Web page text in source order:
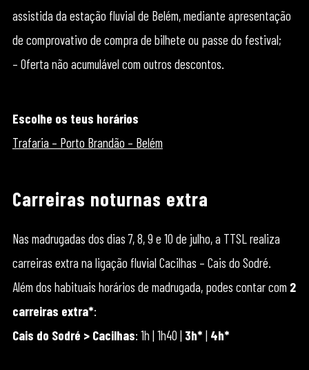
assistida da estação fluvial de Belém, mediante apresentação
de comprovativo de compra de bilhete ou passe do festival;
– Oferta não acumulável com outros descontos.
Escolhe os teus horários
Trafaria – Porto Brandão – Belém
Carreiras noturnas extra
Nas madrugadas dos dias 7, 8, 9 e 10 de julho, a TTSL realiza
carreiras extra na ligação fluvial Cacilhas – Cais do Sodré.
Além dos habituais horários de madrugada, podes contar com 2
carreiras extra*:
Cais do Sodré > Cacilhas: 1h | 1h40 | 3h* | 4h*